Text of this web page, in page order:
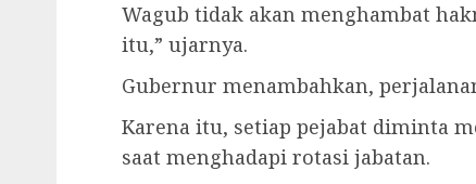
Wagub tidak akan menghambat
itu,” ujarnya.
Gubernur menambahkan,
Karena itu, setiap pejabat diminta
saat menghadapi rotasi jabatan.